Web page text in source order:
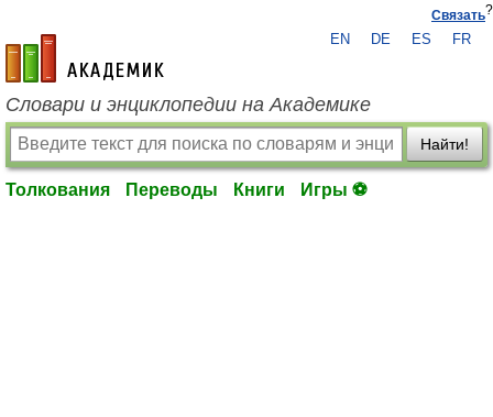
academic.ru
EN DE ES FR
Словари и энциклопедии на Академике
Найти!
Толкования Переводы Книги Игры ⚽
Связать?